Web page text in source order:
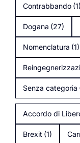
Contrabbando (1)
Dogana (27)
Nomenclatura (1)
Senza categoria
Accordo di
Brexit (1)